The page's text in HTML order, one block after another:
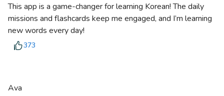
This app is a game-changer for learning Korean! The daily
missions and flashcards keep me engaged, and I’m learning
new words every day!
373
Ava